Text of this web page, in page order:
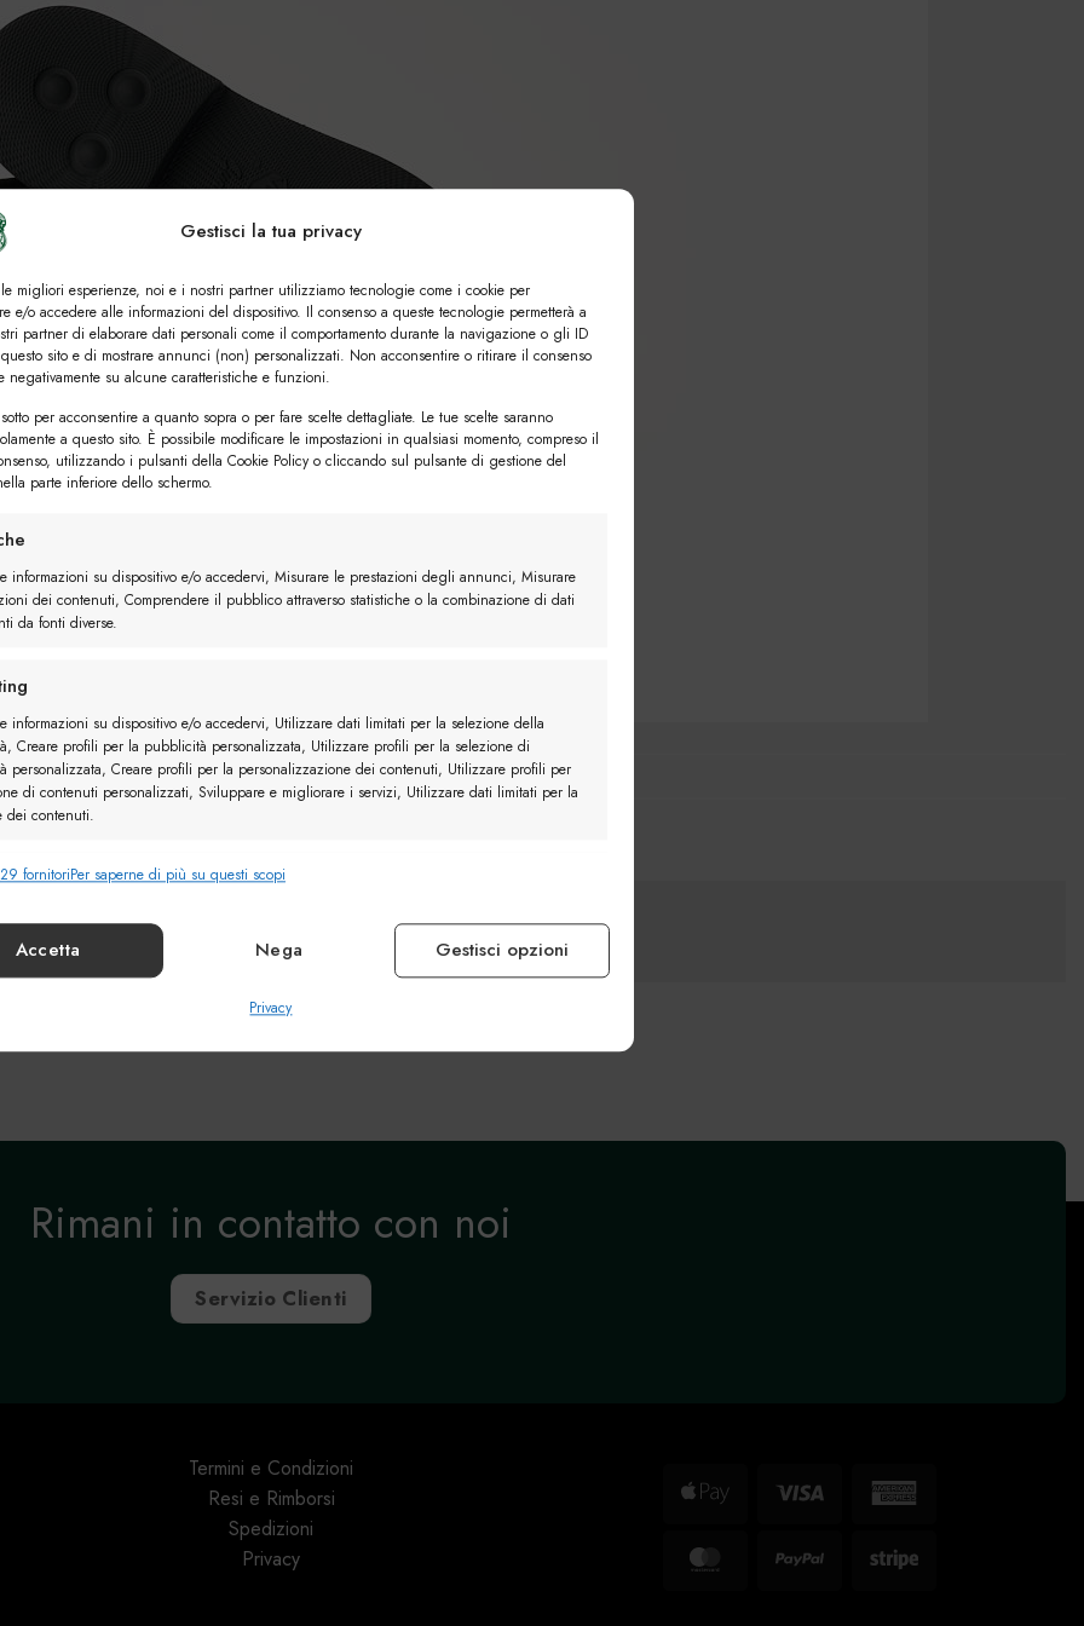
Gestisci la tua privacy
migliori esperienze, noi e i nostri partner utilizziamo tecnologie come i cookie per
e/o accedere alle informazioni del dispositivo. Il consenso a queste tecnologie permetterà a
partner di elaborare dati personali come il comportamento durante la navigazione o gli ID
sito e di mostrare annunci (non) personalizzati. Non acconsentire o ritirare il consenso
negativamente su alcune caratteristiche e funzioni.
per acconsentire a quanto sopra o per fare scelte dettagliate. Le tue scelte saranno
a questo sito. È possibile modificare le impostazioni in qualsiasi momento, compreso il
utilizzando i pulsanti della Cookie Policy o cliccando sul pulsante di gestione del
parte inferiore dello schermo.
informazioni su dispositivo e/o accedervi, Misurare le prestazioni degli annunci, Misurare
dei contenuti, Comprendere il pubblico attraverso statistiche o la combinazione di dati
da fonti diverse.
informazioni su dispositivo e/o accedervi, Utilizzare dati limitati per la selezione della
Creare profili per la pubblicità personalizzata, Utilizzare profili per la selezione di
personalizzata, Creare profili per la personalizzazione dei contenuti, Utilizzare profili per
di contenuti personalizzati, Sviluppare e migliorare i servizi, Utilizzare dati limitati per la
dei contenuti.
Identificare i dispositivi in base alle informazioni trasmesse automaticamente.
la sicurezza, prevenire e rilevare frodi, correggere
fornitoriPer saperne di più su questi scopi
Accetta Nega Gestisci opzioni
Privacy
Rimani in contatto con noi
Servizio Clienti
Termini e Condizioni
Resi e Rimborsi
Spedizioni
Privacy
Apple
Visa
American
MasterCard
Stripe